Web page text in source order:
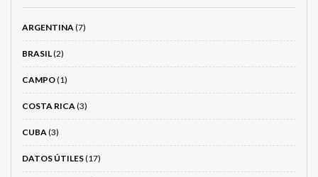
ARGENTINA(7)
BRASIL(2)
CAMPO(1)
COSTA RICA(3)
CUBA(3)
DATOS ÚTILES(17)